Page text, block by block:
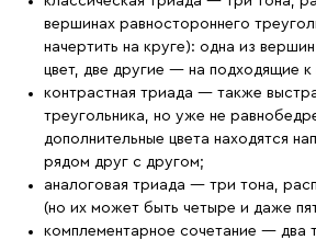
вершинах равностороннего
начертить на круге): одна из
цвет, две другие — на подходящие к
контрастная триада — также
треугольника, но уже не
дополнительные цвета находятся
рядом друг с другом;
аналоговая триада — три тона,
(но их может быть четыре и даже
комплементарное сочетание — два